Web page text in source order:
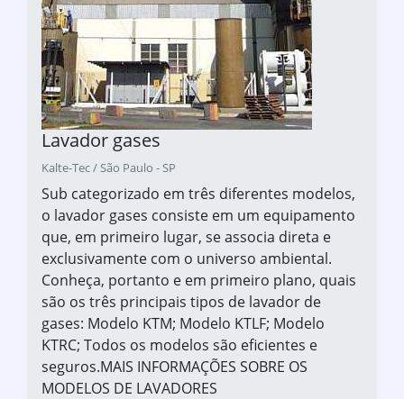
Lavador gases
Kalte-Tec / São Paulo - SP
Sub categorizado em três diferentes modelos,
o lavador gases consiste em um equipamento
que, em primeiro lugar, se associa direta e
exclusivamente com o universo ambiental.
Conheça, portanto e em primeiro plano, quais
são os três principais tipos de lavador de
gases: Modelo KTM; Modelo KTLF; Modelo
KTRC; Todos os modelos são eficientes e
seguros.MAIS INFORMAÇÕES SOBRE OS
MODELOS DE LAVADORES